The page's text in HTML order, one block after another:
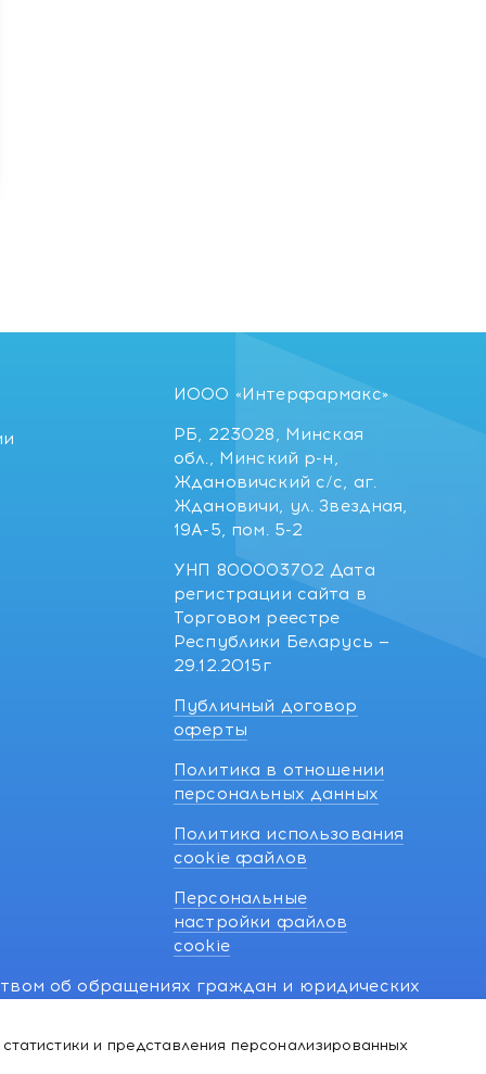
и представления персонализированных
ИООО «Интерфармакс»
РБ, 223028, Минская
обл., Минский р-н,
Ждановичский с/с, аг.
Ждановичи, ул. Звездная,
19А-5, пом. 5-2
УНП 800003702 Дата
регистрации сайта в
Торговом реестре
Республики Беларусь —
29.12.2015г
Публичный договор
оферты
Политика в отношении
персональных данных
Политика использования
cookie файлов
Персональные
настройки файлов
cookie
об обращениях граждан и юридических
о нарушении их прав, предусмотренных